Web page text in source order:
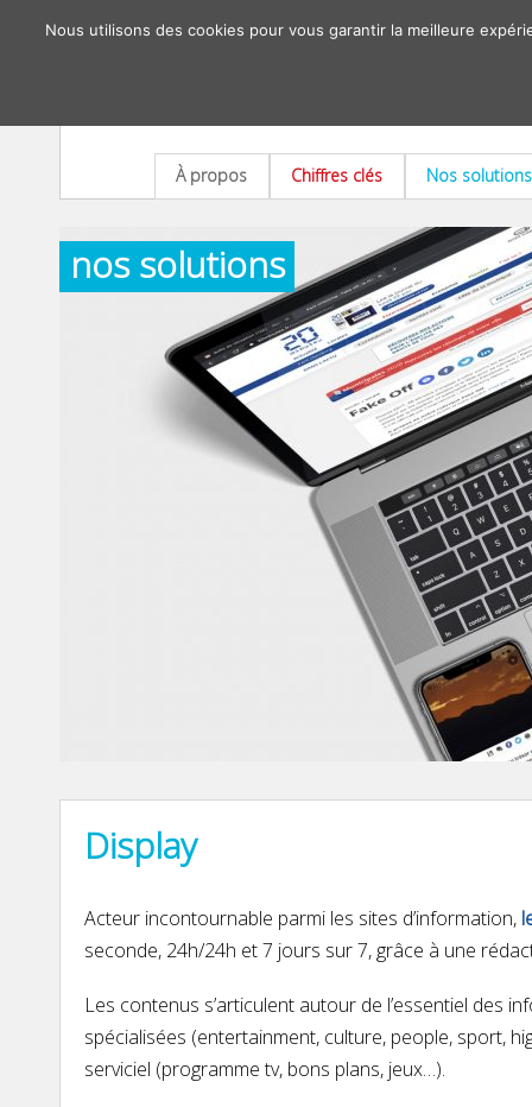
À propos Chiffres clés Nos solutions
nos solutions
Display
Acteur incontournable parmi les sites d’information,
seconde, 24h/24h et 7 jours sur 7, grâce à une
Les contenus s’articulent autour de l’essentiel des
spécialisées (entertainment, culture, people, sport,
serviciel (programme tv, bons plans, jeux…).
Nous utilisons des cookies pour vous garantir la meilleure